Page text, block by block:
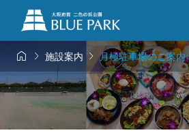
  施設案内 月極駐車場のご案内